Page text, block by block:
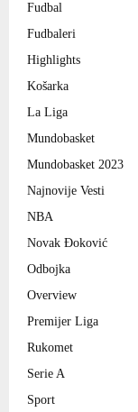
Fudbal
Fudbaleri
Highlights
Košarka
La Liga
Mundobasket
Mundobasket 2023
Najnovije Vesti
NBA
Novak Đoković
Odbojka
Overview
Premijer Liga
Rukomet
Serie A
Sport